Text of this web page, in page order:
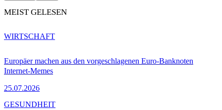
MEIST GELESEN
Europäer machen aus den vorgeschlagenen Euro-Banknoten
Internet-Memes
25.07.2026
WIRTSCHAFT
GESUNDHEIT